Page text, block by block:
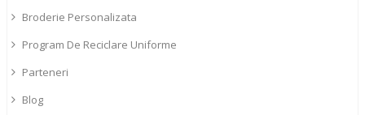
Broderie Personalizata
Program De Reciclare Uniforme
Parteneri
Blog